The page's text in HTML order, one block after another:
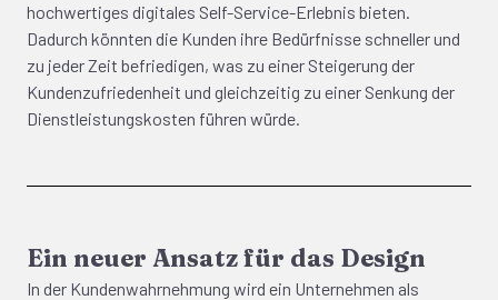
hochwertiges digitales Self-Service-Erlebnis bieten.
Dadurch könnten die Kunden ihre Bedürfnisse schneller und
zu jeder Zeit befriedigen, was zu einer Steigerung der
Kundenzufriedenheit und gleichzeitig zu einer Senkung der
Dienstleistungskosten führen würde.
Ein neuer Ansatz für das Design
In der Kundenwahrnehmung wird ein Unternehmen als